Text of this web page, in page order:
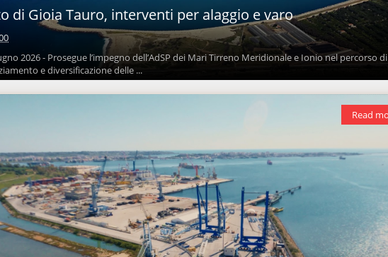
di Gioia Tauro, interventi per alaggio e varo
2026 - Prosegue l’impegno dell’AdSP dei Mari Tirreno Meridionale e Ionio nel percorso di
e diversificazione delle ...
Read